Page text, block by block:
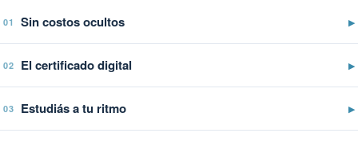
01 Sin costos ocultos ▶
02 El certificado digital ▶
03 Estudiás a tu ritmo ▶